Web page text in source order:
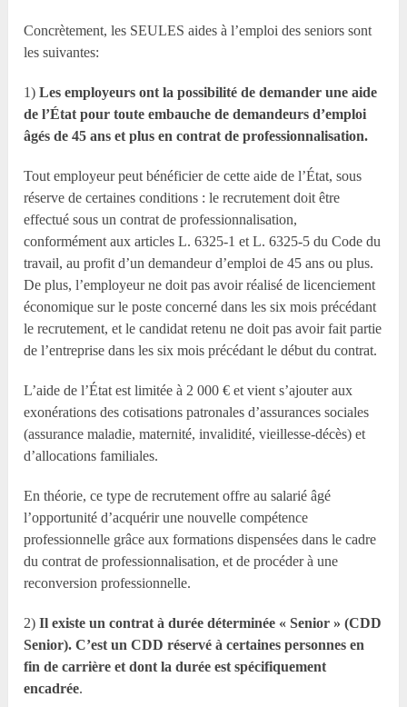
Concrètement, les SEULES aides à l’emploi des seniors sont
les suivantes:
1)Les employeurs ont la possibilité de demander une aide
de l’État pour toute embauche de demandeurs d’emploi
âgés de 45 ans et plus en contrat de professionnalisation.
Tout employeur peut bénéficier de cette aide de l’État, sous
réserve de certaines conditions : le recrutement doit être
effectué sous un contrat de professionnalisation,
conformément aux articles L. 6325-1 et L. 6325-5 du Code du
travail, au profit d’un demandeur d’emploi de 45 ans ou plus.
De plus, l’employeur ne doit pas avoir réalisé de licenciement
économique sur le poste concerné dans les six mois précédant
le recrutement, et le candidat retenu ne doit pas avoir fait partie
de l’entreprise dans les six mois précédant le début du contrat.
L’aide de l’État est limitée à 2 000 € et vient s’ajouter aux
exonérations des cotisations patronales d’assurances sociales
(assurance maladie, maternité, invalidité, vieillesse-décès) et
d’allocations familiales.
En théorie, ce type de recrutement offre au salarié âgé
l’opportunité d’acquérir une nouvelle compétence
professionnelle grâce aux formations dispensées dans le cadre
du contrat de professionnalisation, et de procéder à une
reconversion professionnelle.
2)Il existe un contrat à durée déterminée « Senior » (CDD
Senior). C’est un CDD réservé à certaines personnes en
fin de carrière et dont la durée est spécifiquement
encadrée.